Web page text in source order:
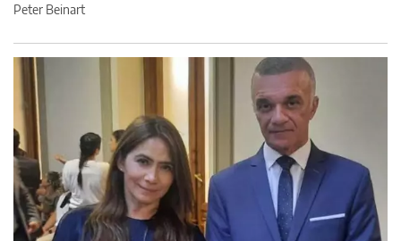
Peter Beinart